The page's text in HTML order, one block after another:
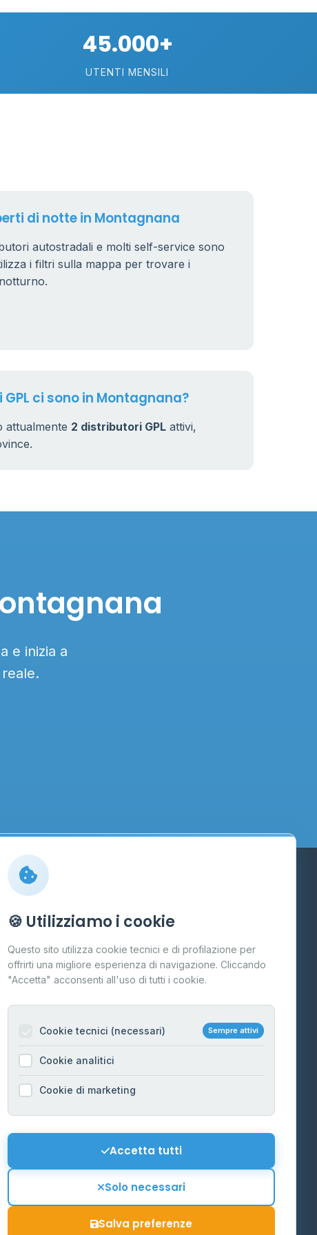
0.799 €
45.000+
UTENTI MENSILI
di notte in Montagnana
autostradali e molti self-service sono
i filtri sulla mappa per trovare i
ci sono in Montagnana?
attualmente 2 distributori GPL attivi,
e inizia a
Alto
Contatti
Per gestori
Informazioni legali
Privacy Policy
Cookie Policy
Mappa del sito
Contattaci
🍪 Utilizziamo i cookie
Questo sito utilizza cookie tecnici e di profilazione per
offrirti una migliore esperienza di navigazione. Cliccando
"Accetta" acconsenti all'uso di tutti i cookie.
Cookie tecnici (necessari) Sempre attivi
Cookie analitici
Cookie di marketing
Accetta tutti
Solo necessari
Salva preferenze